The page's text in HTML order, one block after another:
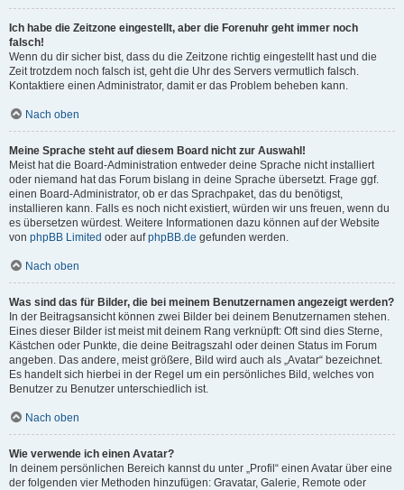
Ich habe die Zeitzone eingestellt, aber die Forenuhr geht immer noch
falsch!
Wenn du dir sicher bist, dass du die Zeitzone richtig eingestellt hast und die
Zeit trotzdem noch falsch ist, geht die Uhr des Servers vermutlich falsch.
Kontaktiere einen Administrator, damit er das Problem beheben kann.
Nach oben
Meine Sprache steht auf diesem Board nicht zur Auswahl!
Meist hat die Board-Administration entweder deine Sprache nicht installiert
oder niemand hat das Forum bislang in deine Sprache übersetzt. Frage ggf.
einen Board-Administrator, ob er das Sprachpaket, das du benötigst,
installieren kann. Falls es noch nicht existiert, würden wir uns freuen, wenn du
es übersetzen würdest. Weitere Informationen dazu können auf der Website
von phpBB Limited oder aufphpBB.de gefunden werden.
Nach oben
Was sind das für Bilder, die bei meinem Benutzernamen angezeigt werden?
In der Beitragsansicht können zwei Bilder bei deinem Benutzernamen stehen.
Eines dieser Bilder ist meist mit deinem Rang verknüpft: Oft sind dies Sterne,
Kästchen oder Punkte, die deine Beitragszahl oder deinen Status im Forum
angeben. Das andere, meist größere, Bild wird auch als „Avatar“ bezeichnet.
Es handelt sich hierbei in der Regel um ein persönliches Bild, welches von
Benutzer zu Benutzer unterschiedlich ist.
Nach oben
Wie verwende ich einen Avatar?
In deinem persönlichen Bereich kannst du unter „Profil“ einen Avatar über eine
der folgenden vier Methoden hinzufügen: Gravatar, Galerie, Remote oder